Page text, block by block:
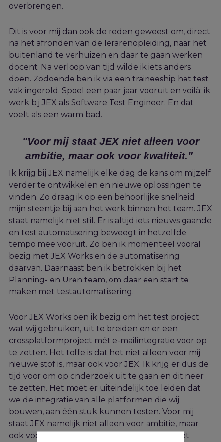
overbrengen.
Dit is voor mij dan ook de reden geweest om, direct
na het afronden van de lerarenopleiding, naar het
buitenland te verhuizen en daar te gaan werken
docent. Na verloop van tijd wilde ik iets anders
doen. Zodoende ben ik via een traineeship het test
vak ingerold. Spoel een paar jaar vooruit en voilà: ik
werk bij JEX als Software Test Engineer. En dat
voelt als een warm bad.
"Voor mij staat JEX niet alleen voor
ambitie, maar ook voor kwaliteit."
Ik krijg bij JEX namelijk elke dag de kans om mijzelf
verder te ontwikkelen en nieuwe oplossingen te
vinden. Zo draag ik op een behoorlijke snelheid
mijn steentje bij aan het werk binnen het team. JEX
staat namelijk niet stil. Er is altijd iets nieuws gaande
en test automatisering beweegt in hetzelfde
tempo mee vooruit. Zo ben ik momenteel vooral
bezig met JEX Works en de automatisering
daarvan. Daarnaast ben ik betrokken bij het
Planning- en Uren team, om daar een start te
maken met testautomatisering.
Voor JEX Works ben ik bezig om het test project
wat wij gebruiken, uit te breiden en er een
crossplatformproject mét e-mailintegratie voor op
te zetten. Het toffe is dat het niet alleen voor mij
nieuwe stof is, maar ook voor JEX. Ik krijg er dus de
tijd voor om op onderzoek uit te gaan en dit neer
te zetten. Het moet er uiteindelijk toe leiden dat
we de integratie van alle platformen die wij
bouwen, aan één stuk kunnen testen. Voor mij
staat JEX namelijk niet alleen voor ambitie, maar
ook voor kwaliteit. Vandaar dat ik de kans met